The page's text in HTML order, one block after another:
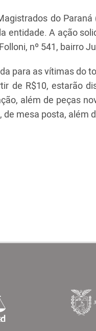
do
entidade. A ação
nº 541, bairro
para as vítimas do
de R$10, estarão
além de peças
de mesa posta, além